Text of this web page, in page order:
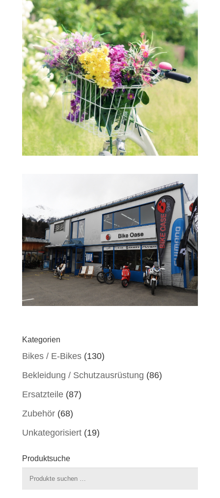
Kategorien
Bikes / E-Bikes (130)
Bekleidung / Schutzausrüstung (86)
Ersatzteile (87)
Zubehör (68)
Unkategorisiert (19)
Produktsuche
Suchen